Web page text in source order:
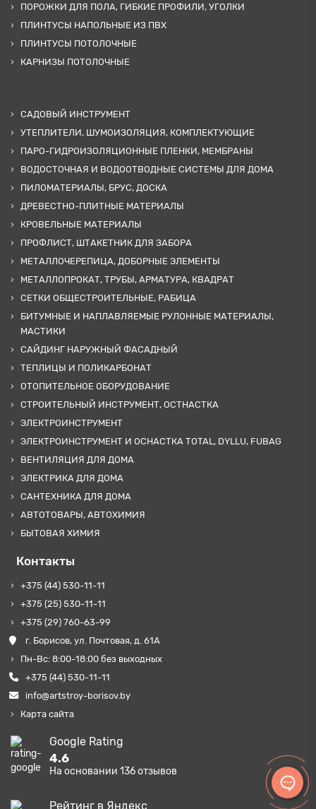
ПОРОЖКИ ДЛЯ ПОЛА, ГИБКИЕ ПРОФИЛИ, УГОЛКИ
ПЛИНТУСЫ НАПОЛЬНЫЕ ИЗ ПВХ
ПЛИНТУСЫ ПОТОЛОЧНЫЕ
КАРНИЗЫ ПОТОЛОЧНЫЕ
САДОВЫЙ ИНСТРУМЕНТ
УТЕПЛИТЕЛИ, ШУМОИЗОЛЯЦИЯ, КОМПЛЕКТУЮЩИЕ
ПАРО-ГИДРОИЗОЛЯЦИОННЫЕ ПЛЕНКИ, МЕМБРАНЫ
ВОДОСТОЧНАЯ И ВОДООТВОДНЫЕ СИСТЕМЫ ДЛЯ ДОМА
ПИЛОМАТЕРИАЛЫ, БРУС, ДОСКА
ДРЕВЕСТНО-ПЛИТНЫЕ МАТЕРИАЛЫ
КРОВЕЛЬНЫЕ МАТЕРИАЛЫ
ПРОФЛИСТ, ШТАКЕТНИК ДЛЯ ЗАБОРА
МЕТАЛЛОЧЕРЕПИЦА, ДОБОРНЫЕ ЭЛЕМЕНТЫ
МЕТАЛЛОПРОКАТ, ТРУБЫ, АРМАТУРА, КВАДРАТ
СЕТКИ ОБЩЕСТРОИТЕЛЬНЫЕ, РАБИЦА
БИТУМНЫЕ И НАПЛАВЛЯЕМЫЕ РУЛОННЫЕ МАТЕРИАЛЫ,
МАСТИКИ
САЙДИНГ НАРУЖНЫЙ ФАСАДНЫЙ
ТЕПЛИЦЫ И ПОЛИКАРБОНАТ
ОТОПИТЕЛЬНОЕ ОБОРУДОВАНИЕ
СТРОИТЕЛЬНЫЙ ИНСТРУМЕНТ, ОСТНАСТКА
ЭЛЕКТРОИНСТРУМЕНТ
ЭЛЕКТРОИНСТРУМЕНТ И ОСНАСТКА TOTAL, DYLLU, FUBAG
ВЕНТИЛЯЦИЯ ДЛЯ ДОМА
ЭЛЕКТРИКА ДЛЯ ДОМА
САНТЕХНИКА ДЛЯ ДОМА
АВТОТОВАРЫ, АВТОХИМИЯ
БЫТОВАЯ ХИМИЯ
Контакты
+375 (44) 530-11-11
+375 (25) 530-11-11
+375 (29) 760-63-99
г. Борисов, ул. Почтовая, д. 61А
Пн-Вс: 8:00-18:00 без выходных
+375 (44) 530-11-11
info@artstroy-borisov.by
Карта сайта
Google Rating
4.6
На основании 136отзывов
Рейтинг в Яндекс